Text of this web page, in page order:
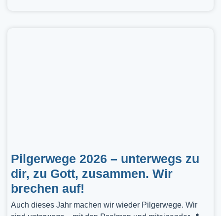
Pilgerwege 2026 – unterwegs zu
dir, zu Gott, zusammen. Wir
brechen auf!
Auch dieses Jahr machen wir wieder Pilgerwege. Wir